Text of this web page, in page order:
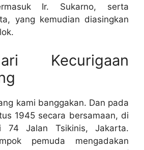
Ir. Sukarno, serta
yang kemudian diasingkan
Kecurigaan
kami banggakan. Dan pada
1945 secara bersamaan, di
74 Jalan Tsikinis, Jakarta.
pemuda mengadakan